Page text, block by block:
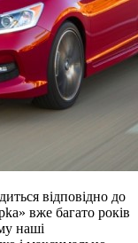
відповідно до
вже багато років
наші